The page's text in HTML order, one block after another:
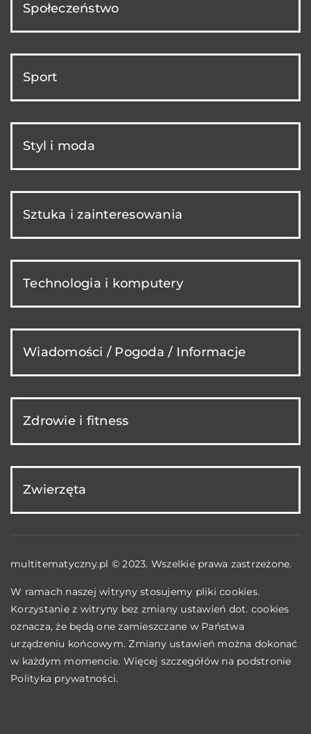
Społeczeństwo
Sport
Styl i moda
Sztuka i zainteresowania
Technologia i komputery
Wiadomości / Pogoda / Informacje
Zdrowie i fitness
Zwierzęta
multitematyczny.pl © 2023. Wszelkie prawa zastrzeżone.
W ramach naszej witryny stosujemy pliki cookies.
Korzystanie z witryny bez zmiany ustawień dot. cookies
oznacza, że będą one zamieszczane w Państwa
urządzeniu końcowym. Zmiany ustawień można dokonać
w każdym momencie. Więcej szczegółów na podstronie
Polityka prywatności.